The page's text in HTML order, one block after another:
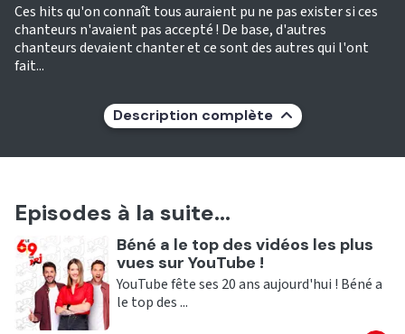
Ces hits qu'on connaît tous auraient pu ne pas exister si ces
chanteurs n'avaient pas accepté ! De base, d'autres
chanteurs devaient chanter et ce sont des autres qui l'ont
fait...
Description complète
Episodes à la suite...
Ecouter
Béné a le top des vidéos les plus
vues sur YouTube !
YouTube fête ses 20 ans aujourd'hui ! Béné a
le top des ...